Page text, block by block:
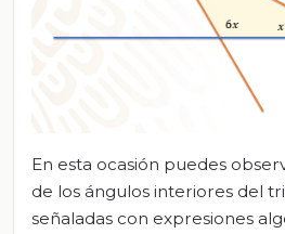
En esta ocasión puedes
de los ángulos interiores del
señaladas con expresiones